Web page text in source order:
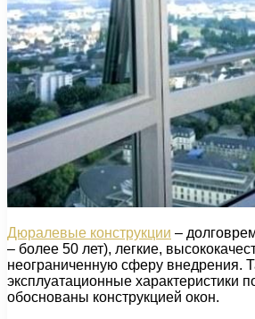
Дюралевые конструкции –
– более 50 лет), легкие,
неограниченную сферу внедрения.
эксплуатационные характеристики
обоснованы конструкцией окон.